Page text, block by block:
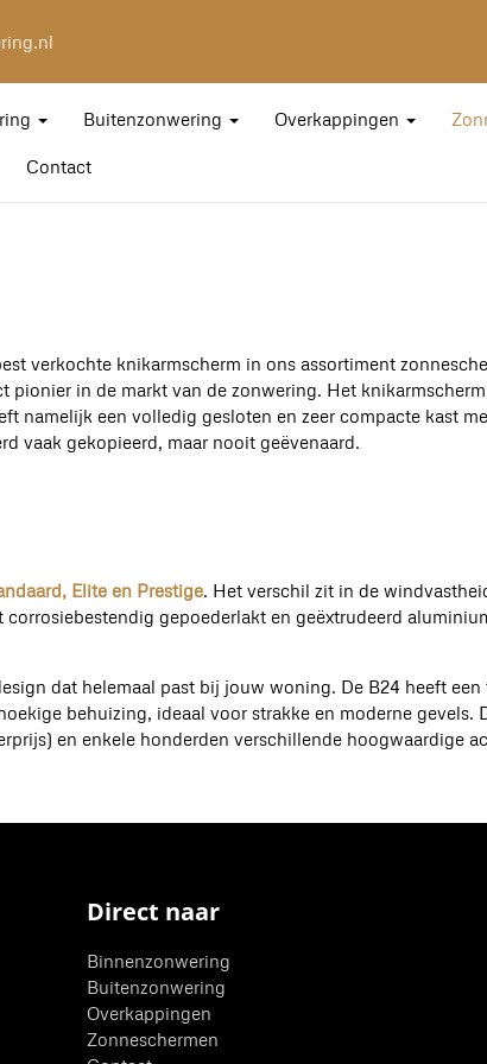
Buitenzonwering Overkappingen
Contact
verkochte knikarmscherm in ons assortiment
pionier in de markt van de zonwering. Het
namelijk een volledig gesloten en zeer compacte kast
vaak gekopieerd, maar nooit geëvenaard.
Elite en Prestige. Het verschil zit in de
gepoederlakt en geëxtrudeerd
dat helemaal past bij jouw woning. De B24 heeft
behuizing, ideaal voor strakke en moderne
en enkele honderden verschillende hoogwaardige
Direct naar
Binnenzonwering
Buitenzonwering
Overkappingen
Zonneschermen